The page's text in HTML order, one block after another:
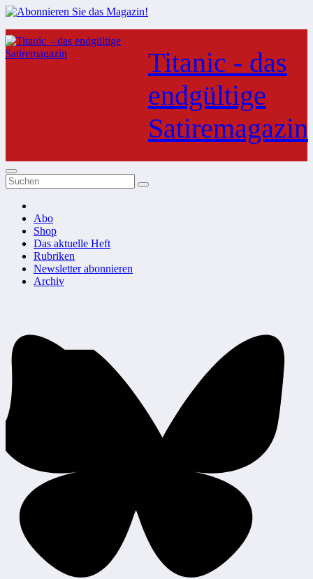
Zum
Inhalt
springen
Titanic - das
endgültige
Satiremagazin
Abo
Shop
Das aktuelle Heft
Rubriken
Newsletter abonnieren
Archiv